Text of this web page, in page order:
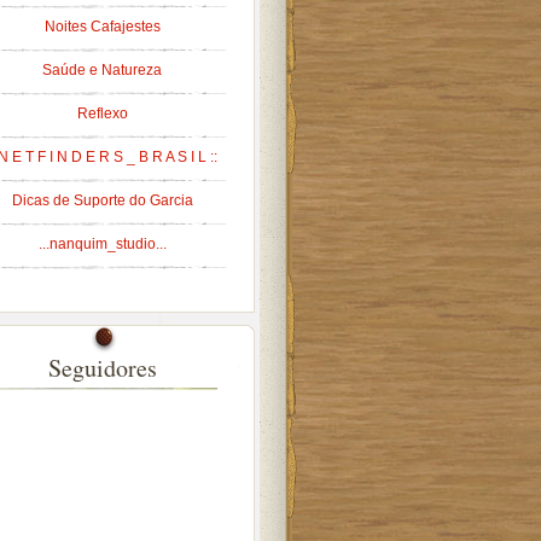
Noites Cafajestes
Saúde e Natureza
Reflexo
E T F I N D E R S _ B R A S I L ::
Dicas de Suporte do Garcia
...nanquim_studio...
Seguidores